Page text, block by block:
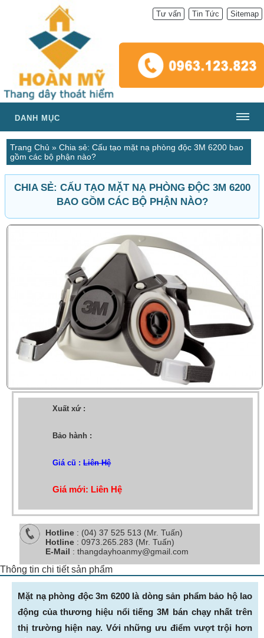
Tư vấn Tin Tức Sitemap
DANH MỤC
Trang Chủ » Chia sẻ: Cấu tạo mặt nạ phòng độc 3M 6200 bao
gồm các bộ phận nào?
CHIA SẺ: CẤU TẠO MẶT NẠ PHÒNG ĐỘC 3M 6200
BAO GỒM CÁC BỘ PHẬN NÀO?
Xuất xứ :
Bảo hành :
Giá cũ :Liên Hệ
Giá mới: Liên Hệ
Hotline : (04) 37 525 513 (Mr. Tuấn)
Hotline : 0973.265.283 (Mr. Tuấn)
E-Mail : thangdayhoanmy@gmail.com
Thông tin chi tiết sản phẩm
Mặt nạ phòng độc 3m 6200 là dòng sản phẩm bảo hộ lao
động của thương hiệu nổi tiếng 3M bán chạy nhất trên
thị trường hiện nay. Với những ưu điểm vượt trội hơn